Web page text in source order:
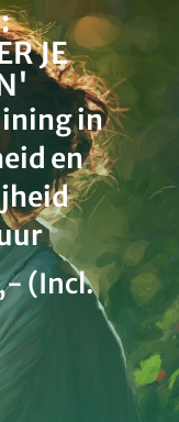
JE
in
en
(Incl.